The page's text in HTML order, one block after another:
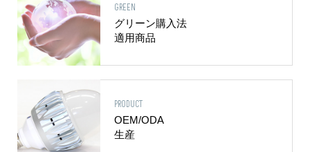
GREEN
グリーン購入法
適用商品
PRODUCT
OEM/ODA
生産